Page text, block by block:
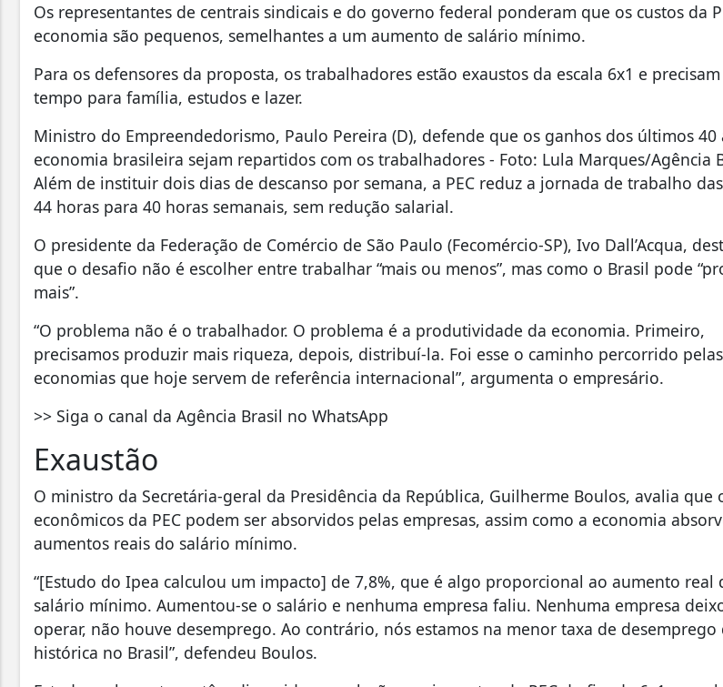
Os representantes de centrais sindicais e do governo federal ponderam que os custos da
economia são pequenos, semelhantes a um aumento de salário mínimo.
Para os defensores da proposta, os trabalhadores estão exaustos da escala 6x1 e
tempo para família, estudos e lazer.
Ministro do Empreendedorismo, Paulo Pereira (D), defende que os ganhos dos últimos 40
economia brasileira sejam repartidos com os trabalhadores - Foto: Lula Marques/Agência
Além de instituir dois dias de descanso por semana, a PEC reduz a jornada de trabalho
44 horas para 40 horas semanais, sem redução salarial.
O presidente da Federação de Comércio de São Paulo (Fecomércio-SP), Ivo Dall’Acqua,
que o desafio não é escolher entre trabalhar “mais ou menos”, mas como o Brasil pode
mais”.
“O problema não é o trabalhador. O problema é a produtividade da economia. Primeiro,
precisamos produzir mais riqueza, depois, distribuí-la. Foi esse o caminho percorrido pelas
economias que hoje servem de referência internacional”, argumenta o empresário.
>> Siga o canal da Agência Brasil no WhatsApp
Exaustão
O ministro da Secretária-geral da Presidência da República, Guilherme Boulos, avalia que
econômicos da PEC podem ser absorvidos pelas empresas, assim como a economia
aumentos reais do salário mínimo.
“[Estudo do Ipea calculou um impacto] de 7,8%, que é algo proporcional ao aumento real
salário mínimo. Aumentou-se o salário e nenhuma empresa faliu. Nenhuma empresa
operar, não houve desemprego. Ao contrário, nós estamos na menor taxa de desemprego
histórica no Brasil”, defendeu Boulos.